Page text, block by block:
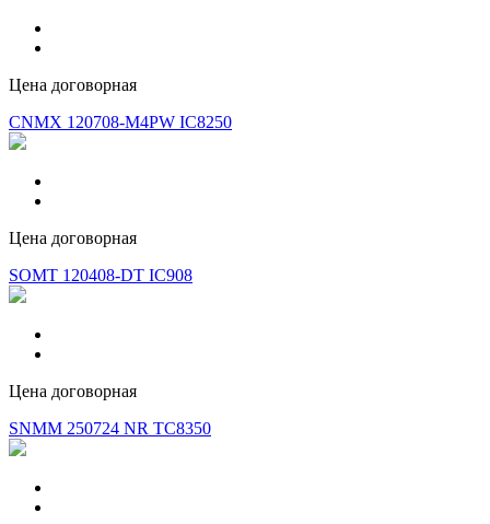
Цена договорная
CNMX 120708-M4PW IC8250
Цена договорная
SOMT 120408-DT IC908
Цена договорная
SNMM 250724 NR TC8350